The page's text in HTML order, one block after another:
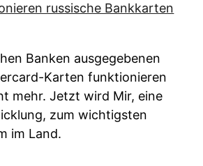
Banken ausgegebenen
Karten funktionieren
mehr. Jetzt wird Mir, eine
zum wichtigsten
im Land.